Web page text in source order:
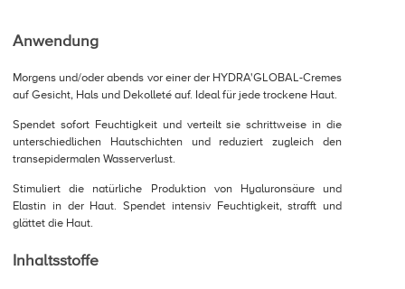
Anwendung
Morgens und/oder abends vor einer der HYDRA'GLOBAL-Cremes
auf Gesicht, Hals und Dekolleté auf. Ideal für jede trockene Haut.
Spendet sofort Feuchtigkeit und verteilt sie schrittweise in die
unterschiedlichen Hautschichten und reduziert zugleich den
transepidermalen Wasserverlust.
Stimuliert die natürliche Produktion von Hyaluronsäure und
Elastin in der Haut. Spendet intensiv Feuchtigkeit, strafft und
glättet die Haut.
Inhaltsstoffe